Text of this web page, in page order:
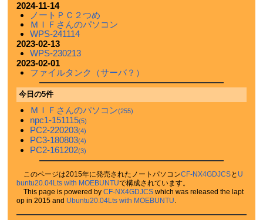
2024-11-14
ノートＰＣ２つめ
ＭＩＦさんのパソコン
WPS-241114
2023-02-13
WPS-230213
2023-02-01
ファイルタンク（サーバ？）
今日の5件
ＭＩＦさんのパソコン(255)
npc1-151115(5)
PC2-220203(4)
PC3-180803(4)
PC2-161202(3)
このページは2015年に発売されたノートパソコンCF-NX4GDJCSと U
buntu20.04Lts with MOEBUNTUで構成されています。
This page is powered by CF-NX4GDJCSwhich was released the lapt
op in 2015 and Ubuntu20.04Lts with MOEBUNTU.